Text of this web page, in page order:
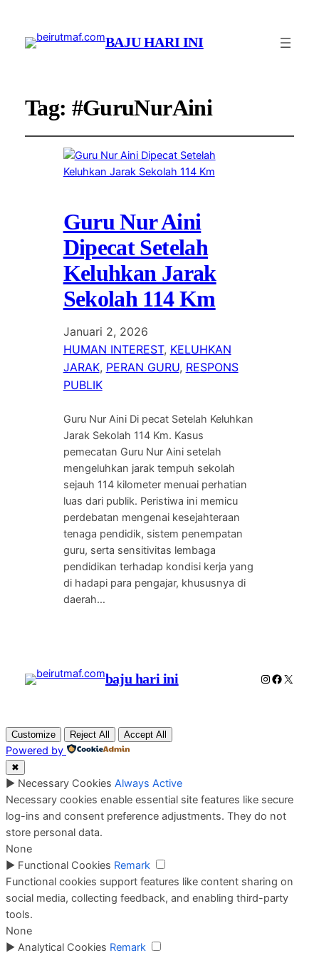
BAJU HARI INI
Tag: #GuruNurAini
Guru Nur Aini
Dipecat Setelah
Keluhkan Jarak
Sekolah 114 Km
Januari 2, 2026
HUMAN INTEREST, KELUHKAN
JARAK, PERAN GURU, RESPONS
PUBLIK
Guru Nur Aini Di pecat Setelah Keluhkan
Jarak Sekolah 114 Km. Kasus
pemecatan Guru Nur Aini setelah
mengeluhkan jarak tempuh sekolah
sejauh 114 kilometer menuai perhatian
luas dari publik. Peristiwa ini memicu
perdebatan mengenai kesejahteraan
tenaga pendidik, sistem penempatan
guru, serta sensitivitas lembaga
pendidikan terhadap kondisi kerja yang
di hadapi para pengajar, khususnya di
daerah…
baju hari ini Instagram
X
Customize Reject All Accept All
Powered by
✖
► Necessary Cookies Always Active
Necessary cookies enable essential site features like secure
log-ins and consent preference adjustments. They do not
store personal data.
None
► Functional Cookies Remark
Functional cookies support features like content sharing on
social media, collecting feedback, and enabling third-party
tools.
None
► Analytical Cookies Remark